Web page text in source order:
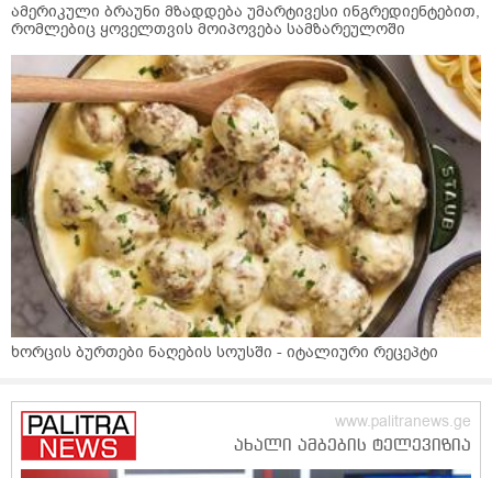
ამერიკული ბრაუნი მზადდება უმარტივესი ინგრედიენტებით,
რომლებიც ყოველთვის მოიპოვება სამზარეულოში
ხორცის ბურთები ნაღების სოუსში - იტალიური რეცეპტი